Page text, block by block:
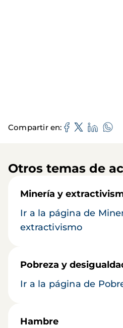
Compartir en
Otros temas de
Minería y
Ir a la página de
extractivismo
Pobreza y
Ir a la página de
Hambre